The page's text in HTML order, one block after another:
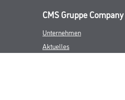
CMS Gruppe Company
Unternehmen
Aktuelles